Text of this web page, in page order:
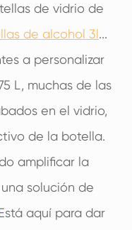
de vidrio de
de alcohol 3l...
a personalizar
L, muchas de las
en el vidrio,
de la botella.
amplificar la
solución de
aquí para dar